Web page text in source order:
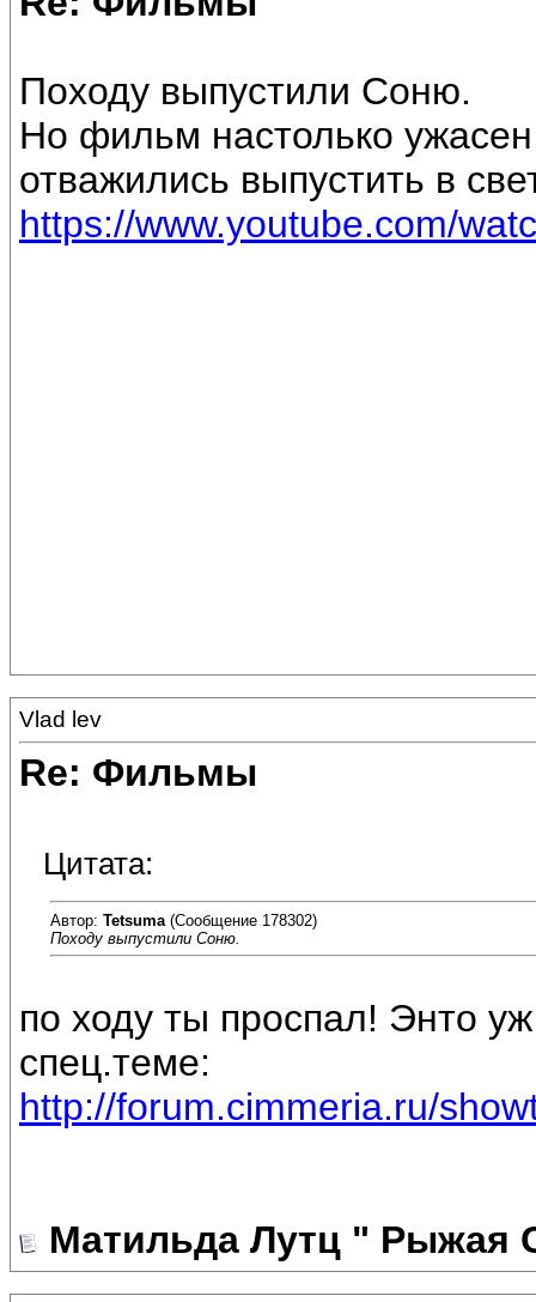
Походу выпустили Соню.
Но фильм настолько
отважились выпустить в
https://www.youtube.com/
Vlad lev
Re: Фильмы
Цитата:
Автор: Tetsuma (Сообщение 178302)
Походу выпустили Соню.
по ходу ты проспал! Энто
спец.теме:
http://forum.cimmeria.ru/
Матильда Лутц " Рыжая